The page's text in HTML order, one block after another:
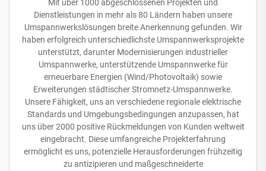
Mit über 1000 abgeschlossenen Projekten und
Dienstleistungen in mehr als 80 Ländern haben unsere
Umspannwerkslösungen breite Anerkennung gefunden. Wir
haben erfolgreich unterschiedlichste Umspannwerksprojekte
unterstützt, darunter Modernisierungen industrieller
Umspannwerke, unterstützende Umspannwerke für
erneuerbare Energien (Wind/Photovoltaik) sowie
Erweiterungen städtischer Stromnetz-Umspannwerke.
Unsere Fähigkeit, uns an verschiedene regionale elektrische
Standards und Umgebungsbedingungen anzupassen, hat
uns über 2000 positive Rückmeldungen von Kunden weltweit
eingebracht. Diese umfangreiche Projekterfahrung
ermöglicht es uns, potenzielle Herausforderungen frühzeitig
zu antizipieren und maßgeschneiderte